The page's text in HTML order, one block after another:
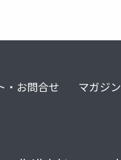
・お問合せ マガジン